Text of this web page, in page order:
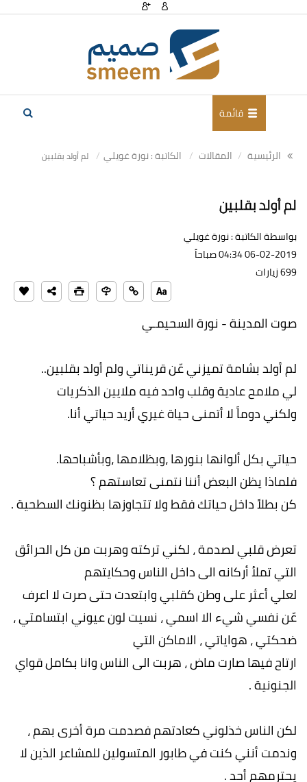
قائمة
الرئيسية المقالات الكاتبة : نورة غويلي لم أولد بقلبين
لم أولد بقلبين
بواسطة الكاتبة : نورة غويلي
06-02-2019 04:34 صباحاً
699 زيارات
صوت المدينة - نورة السحيمـي
لم أولد بشامة تميزني عّن قريناتي ولم أولد بقلبين..
لي ملامح عادية وقلب واحد فيه ملايين الذكريات
ولكني دوماً لا أتمنى حياة غيري أريد حياتي أنا.
حياتي بكل ألوانها بنورها ،وبظلامها ،وبأشباحها.
فلماذا يظن البعض أننا نتمنى تعاستهم ؟
كن بطلاً داخل حياتك فقط ولا تتجاوزها بظنونك السطحية .
تعرض قلبي لصدمة ، لكني تركته وهربت من كل الحرائق
التي تملأ أركانه الى داخل الناس وحكايتهم
لعلي أعثر على وطن كقلبي وابتعدت حتى صرت لا اعرف
عّن نفسي شيء الا اسمي ، نسيت لون عيوني ابتسامتي ،
ضحكتي ، هواياتي ، الاماكن التي
ارتاح فيها صارت ماض ، هربت الى الناس وانا بكامل قواي
الجنونية .
لكن الناس خذلوني كعادتهم فصدمت مرة أخرى بهم ،
وندمت أنني كنت في طابور المتسولين للمشاعر الذين لا
يحترمهم أحد .